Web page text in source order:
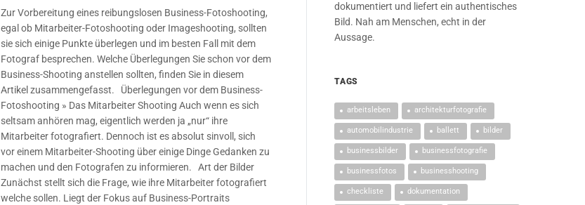
Zur Vorbereitung eines reibungslosen Business-Fotoshooting,
egal ob Mitarbeiter-Fotoshooting oder Imageshooting, sollten
sie sich einige Punkte überlegen und im besten Fall mit dem
Fotograf besprechen. Welche Überlegungen Sie schon vor dem
Business-Shooting anstellen sollten, finden Sie in diesem
Artikel zusammengefasst. Überlegungen vor dem Business-
Fotoshooting » Das Mitarbeiter Shooting Auch wenn es sich
seltsam anhören mag, eigentlich werden ja „nur“ ihre
Mitarbeiter fotografiert. Dennoch ist es absolut sinvoll, sich
vor einem Mitarbeiter-Shooting über einige Dinge Gedanken zu
machen und den Fotografen zu informieren. Art der Bilder
Zunächst stellt sich die Frage, wie ihre Mitarbeiter fotografiert
welche sollen. Liegt der Fokus auf Business-Portraits
dokumentiert und liefert ein authentisches
Bild. Nah am Menschen, echt in der
Aussage.
TAGS
arbeitsleben architekturfotografie
automobilindustrie ballett bilder
businessbilder businessfotografie
businessfotos businesshooting
checkliste dokumentation